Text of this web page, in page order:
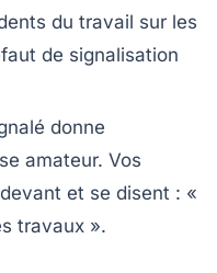
du travail sur les
de signalisation
donne
amateur. Vos
et se disent : «
travaux ».